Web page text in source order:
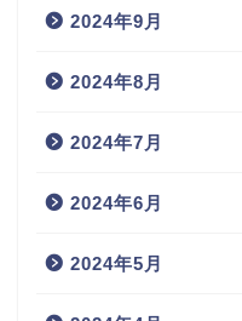
2024年9月
2024年8月
2024年7月
2024年6月
2024年5月